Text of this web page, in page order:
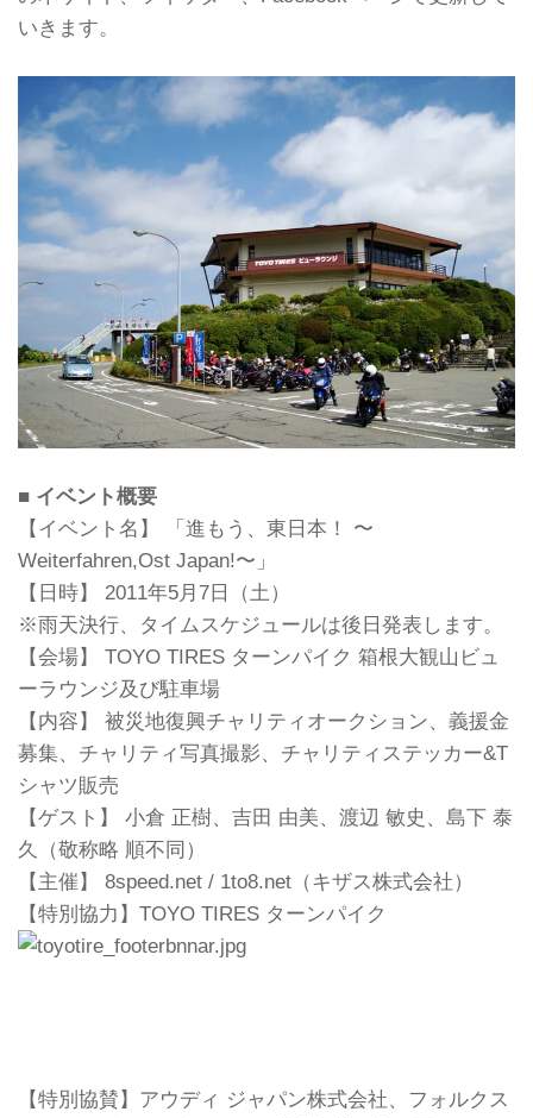
いきます。
■ イベント概要
【イベント名】 「進もう、東日本！ 〜
Weiterfahren,Ost Japan!〜」
【日時】 2011年5月7日（土）
※雨天決行、タイムスケジュールは後日発表します。
【会場】 TOYO TIRES ターンパイク 箱根大観山ビュ
ーラウンジ及び駐車場
【内容】 被災地復興チャリティオークション、義援金
募集、チャリティ写真撮影、チャリティステッカー&T
シャツ販売
【ゲスト】 小倉 正樹、吉田 由美、渡辺 敏史、島下 泰
久（敬称略 順不同）
【主催】 8speed.net / 1to8.net（キザス株式会社）
【特別協力】TOYO TIRES ターンパイク
【特別協賛】アウディ ジャパン株式会社、フォルクス